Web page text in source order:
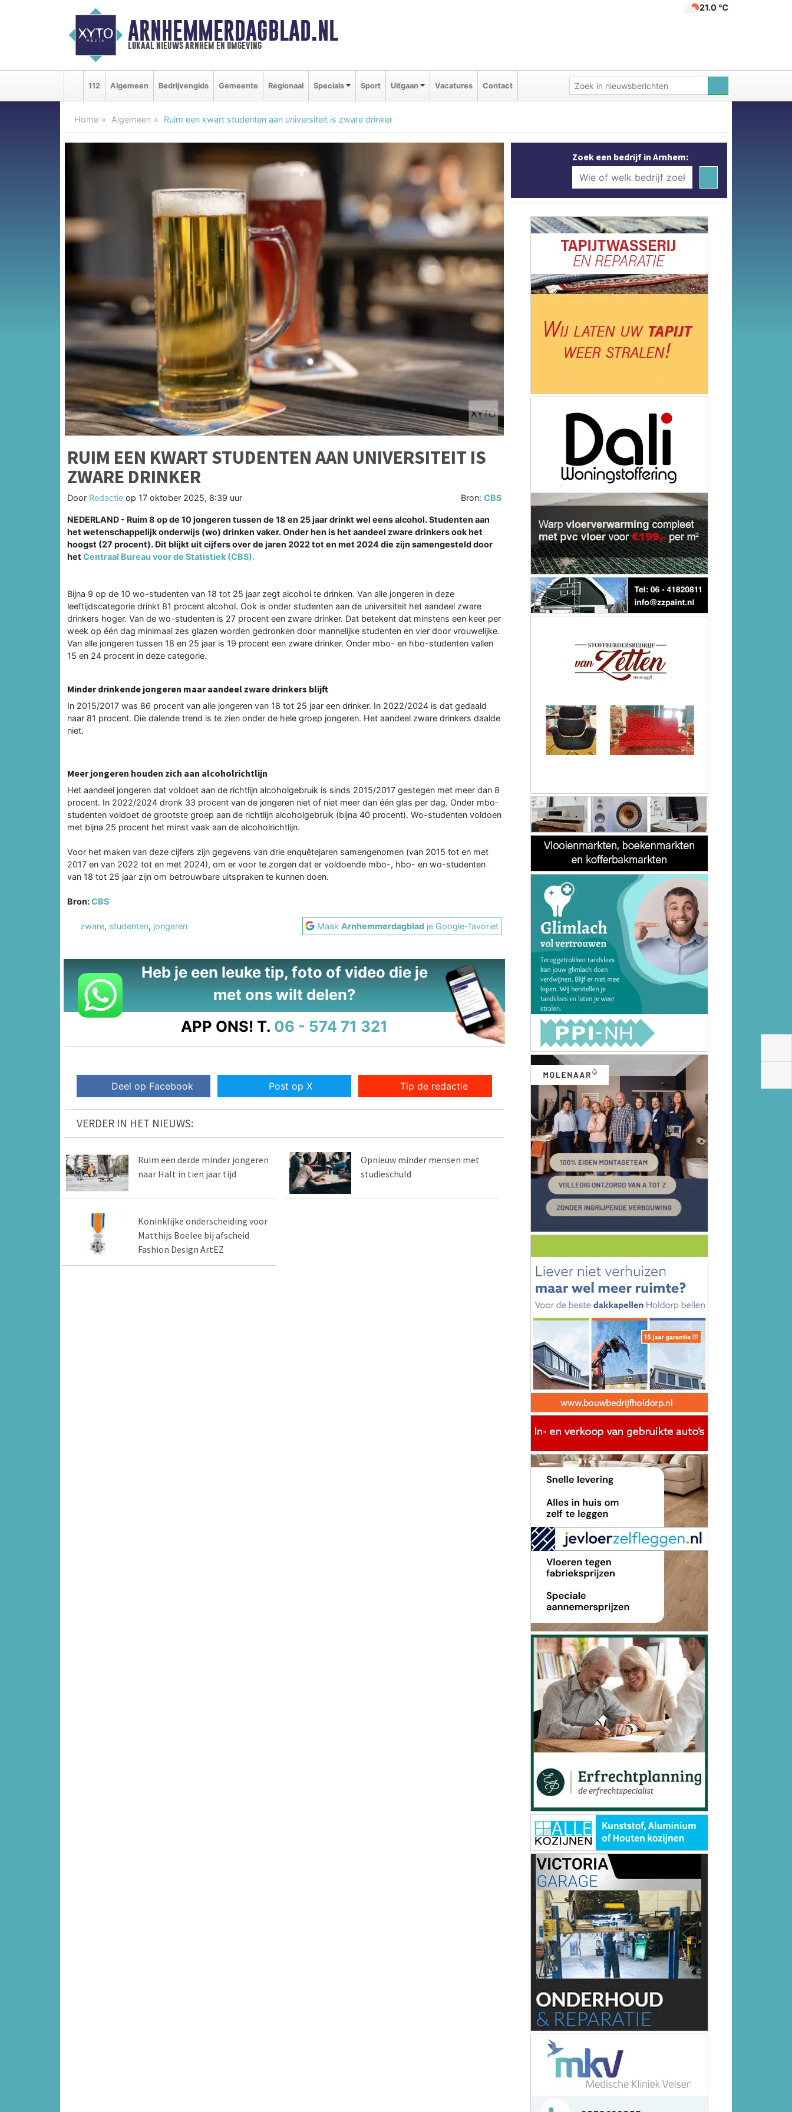
ARNHEMMERDAGBLAD.NL
lokaal nieuws arnhem en omgeving
21.0 ℃
112 Algemeen Bedrijvengids Gemeente Regionaal Specials Sport Uitgaan Vacatures Contact
Home Algemeen Ruim een kwart studenten aan universiteit is zware drinker
RUIM EEN KWART STUDENTEN AAN UNIVERSITEIT IS
ZWARE DRINKER
Door Redactie op 17 oktober 2025, 8:39 uur Bron:CBS
NEDERLAND - Ruim 8 op de 10 jongeren tussen de 18 en 25 jaar drinkt wel eens alcohol. Studenten aan
het wetenschappelijk onderwijs (wo) drinken vaker. Onder hen is het aandeel zware drinkers ook het
hoogst (27 procent). Dit blijkt uit cijfers over de jaren 2022 tot en met 2024 die zijn samengesteld door
het Centraal Bureau voor de Statistiek (CBS).
Bijna 9 op de 10 wo-studenten van 18 tot 25 jaar zegt alcohol te drinken. Van alle jongeren in deze
leeftijdscategorie drinkt 81 procent alcohol. Ook is onder studenten aan de universiteit het aandeel zware
drinkers hoger. Van de wo-studenten is 27 procent een zware drinker. Dat betekent dat minstens een keer per
week op één dag minimaal zes glazen worden gedronken door mannelijke studenten en vier door vrouwelijke.
Van alle jongeren tussen 18 en 25 jaar is 19 procent een zware drinker. Onder mbo- en hbo-studenten vallen
15 en 24 procent in deze categorie.
Minder drinkende jongeren maar aandeel zware drinkers blijft
In 2015/2017 was 86 procent van alle jongeren van 18 tot 25 jaar een drinker. In 2022/2024 is dat gedaald
naar 81 procent. Die dalende trend is te zien onder de hele groep jongeren. Het aandeel zware drinkers daalde
niet.
Meer jongeren houden zich aan alcoholrichtlijn
Het aandeel jongeren dat voldoet aan de richtlijn alcoholgebruik is sinds 2015/2017 gestegen met meer dan 8
procent. In 2022/2024 dronk 33 procent van de jongeren niet of niet meer dan één glas per dag. Onder mbo-
studenten voldoet de grootste groep aan de richtlijn alcoholgebruik (bijna 40 procent). Wo-studenten voldoen
met bijna 25 procent het minst vaak aan de alcoholrichtlijn.
Voor het maken van deze cijfers zijn gegevens van drie enquêtejaren samengenomen (van 2015 tot en met
2017 en van 2022 tot en met 2024), om er voor te zorgen dat er voldoende mbo-, hbo- en wo-studenten
van 18 tot 25 jaar zijn om betrouwbare uitspraken te kunnen doen.
Bron:CBS
zware, studenten, jongeren MaakArnhemmerdagblad je Google-favoriet
Heb je een leuke tip, foto of video die je
met ons wilt delen?
APP ONS! T. 06 - 574 71 321
Deel op Facebook Post op X Tip de redactie
VERDER IN HET NIEUWS:
Ruim een derde minder jongeren
naar Halt in tien jaar tijd
Opnieuw minder mensen met
studieschuld
Koninklijke onderscheiding voor
Matthijs Boelee bij afscheid
Fashion Design ArtEZ
Zoek een bedrijf in Arnhem: